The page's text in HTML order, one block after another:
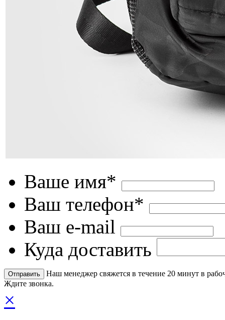
Ваше имя*
Ваш телефон*
Ваш e-mail
Куда доставить
Наш менеджер свяжется в течение 20 минут в
Ждите звонка.
×